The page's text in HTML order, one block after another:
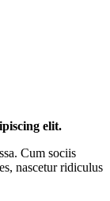
elit.
Cum sociis
nascetur ridiculus